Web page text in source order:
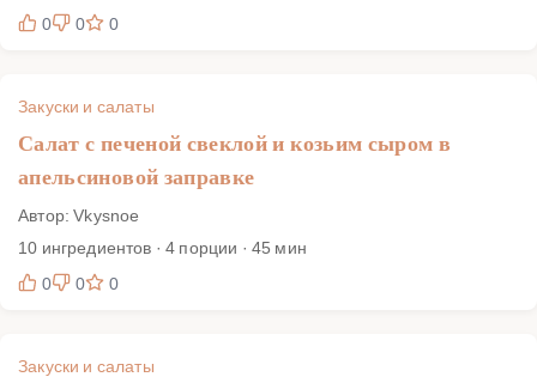
0
0 0
Закуски и салаты
Салат с печеной свеклой и козьим сыром в
апельсиновой заправке
Автор: Vkysnoe
10 ингредиентов · 4 порции · 45 мин
0
0 0
Закуски и салаты